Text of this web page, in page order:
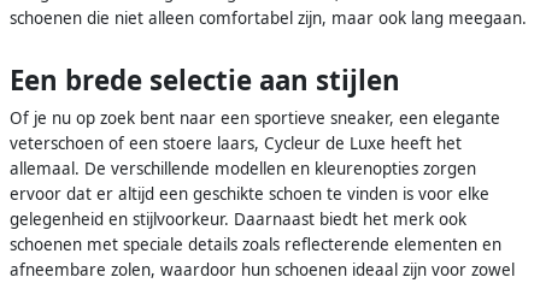
schoenen die niet alleen comfortabel zijn, maar ook lang meegaan.
Een brede selectie aan stijlen
Of je nu op zoek bent naar een sportieve sneaker, een elegante
veterschoen of een stoere laars, Cycleur de Luxe heeft het
allemaal. De verschillende modellen en kleurenopties zorgen
ervoor dat er altijd een geschikte schoen te vinden is voor elke
gelegenheid en stijlvoorkeur. Daarnaast biedt het merk ook
schoenen met speciale details zoals reflecterende elementen en
afneembare zolen, waardoor hun schoenen ideaal zijn voor zowel